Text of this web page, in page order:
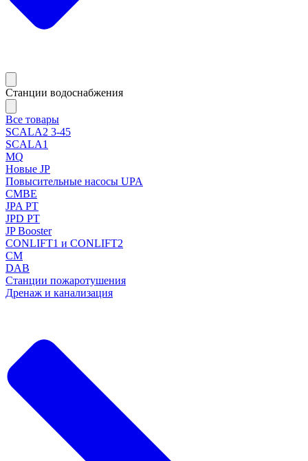
Станции водоснабжения
Все товары
SCALA2 3-45
SCALA1
MQ
Новые JP
Повысительные насосы UPA
CMBE
JPA PT
JPD PT
JP Booster
CONLIFT1 и CONLIFT2
CM
DAB
Станции пожаротушения
Дренаж и канализация